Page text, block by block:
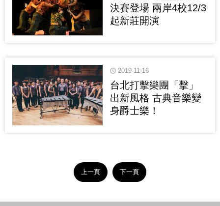
決賽登場 兩岸4校12/3
起新莊開演
2019-11-16
台北打擊樂團「擊」
出新風格 古典音樂變
身爵士樂！
上一頁 下一頁